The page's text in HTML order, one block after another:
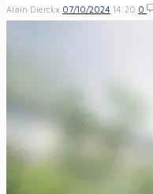
Alain Dierckx 07/10/2024 14:20 0